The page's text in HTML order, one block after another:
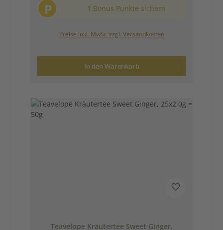
P 1 Bonus Punkte sichern
Preise inkl. MwSt. zzgl. Versandkosten
In den Warenkorb
Teavelope Kräutertee Sweet Ginger,